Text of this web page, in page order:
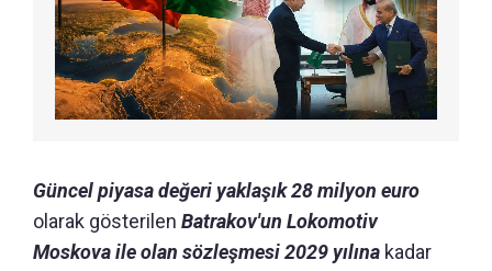
Güncel piyasa değeri yaklaşık 28 milyon euro
olarak gösterilen Batrakov'un Lokomotiv
Moskova ile olan sözleşmesi 2029 yılına kadar